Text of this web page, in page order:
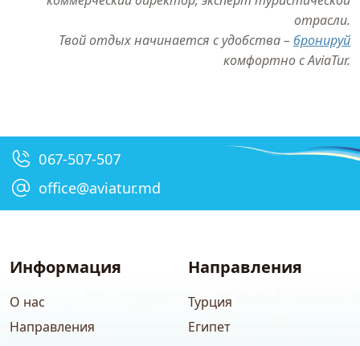
отрасли.
Твой отдых начинается с удобства – бронируй
комфортно с AviaTur.
067-507-507
office@aviatur.md
Информация
О нас
Направления
Направления
Турция
Египет